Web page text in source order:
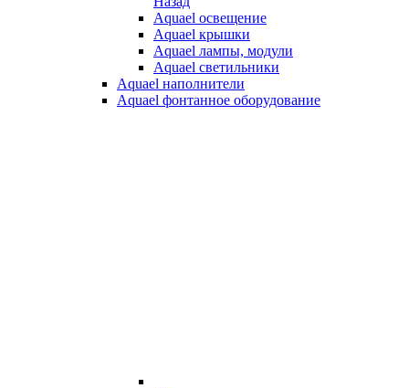
Aquael освещение
Aquael крышки
Aquael лампы, модули
Aquael светильники
Aquael наполнители
Aquael фонтанное оборудование